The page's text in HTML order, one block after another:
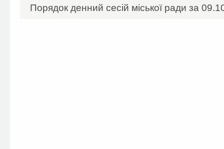
Порядок денний сесій міської ради за